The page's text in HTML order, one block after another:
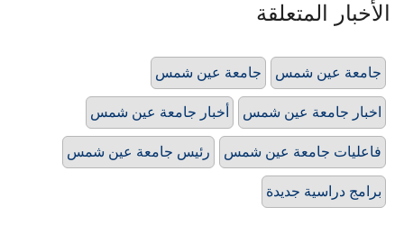
الأخبار المتعلقة
جامعة عين شمس جامعة عين شمس
أخبار جامعة عين شمس اخبار جامعة عين شمس
رئيس جامعة عين شمس فاعليات جامعة عين شمس
برامج دراسية جديدة